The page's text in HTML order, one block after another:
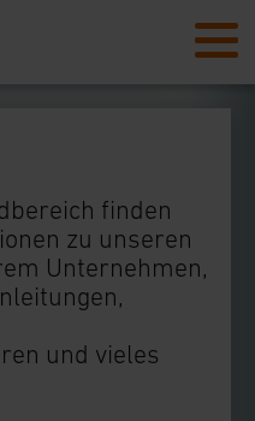
finden
zu unseren
Unternehmen,
und vieles